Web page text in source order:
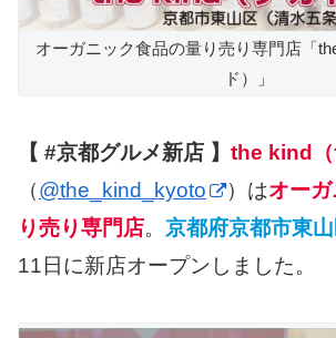
オーガニック食品の量り売り専門店「
ド）」
【 #京都グルメ新店 】 the kind（
（@the_kind_kyoto ）はオー
り売り専門店。 京都府京都市東
11日に新店オープンしました。